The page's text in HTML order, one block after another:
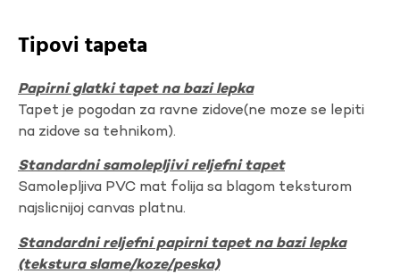
Tipovi tapeta
Papirni glatki tapet na bazi lepka
Tapet je pogodan za ravne zidove(ne moze se lepiti
na zidove sa tehnikom).
Standardni samolepljivi reljefni tapet
Samolepljiva PVC mat folija sa blagom teksturom
najslicnijoj canvas platnu.
Standardni reljefni papirni tapet na bazi lepka
(tekstura slame/koze/peska)